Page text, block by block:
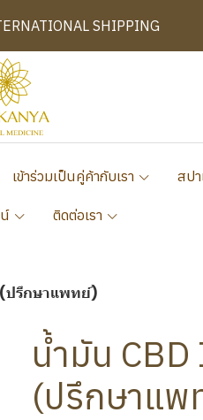
SHIPPING
เข้าร่วมเป็นคู่ค้ากับเรา สปา
ติดต่อเรา
ปรึกษาแพทย์)
น้ำมัน
(ปรึกษาแพ